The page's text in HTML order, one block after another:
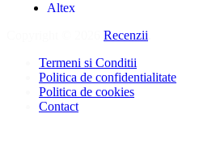
Altex
Recenzii
Termeni si Conditii
Politica de confidentialitate
Politica de cookies
Contact